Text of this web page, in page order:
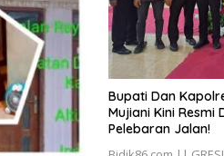
​Bupati Dan
Mujiani Kini Resmi
Pelebaran Jalan!